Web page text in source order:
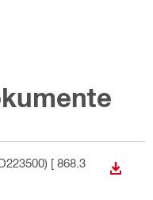
[ 868.3